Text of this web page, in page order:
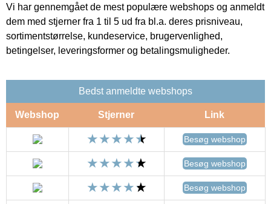
Vi har gennemgået de mest populære webshops og anmeldt
dem med stjerner fra 1 til 5 ud fra bl.a. deres prisniveau,
sortimentstørrelse, kundeservice, brugervenlighed,
betingelser, leveringsformer og betalingsmuligheder.
Bedst anmeldte webshops
Webshop Stjerner Link
Besøg webshop
Besøg webshop
Besøg webshop